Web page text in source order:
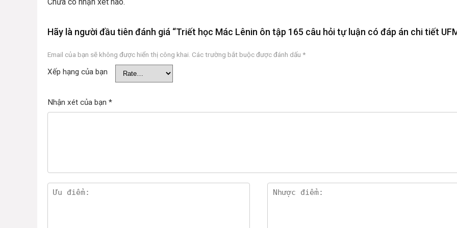
Hãy là người đầu tiên đánh giá “Triết học Mác Lênin ôn tập 165 câu hỏi tự luận có đáp án chi tiết
Email của bạn sẽ không được hiển thị công khai. Các trường bắt buộc được đánh dấu *
Xếp hạng của bạn
Nhận xét của bạn *